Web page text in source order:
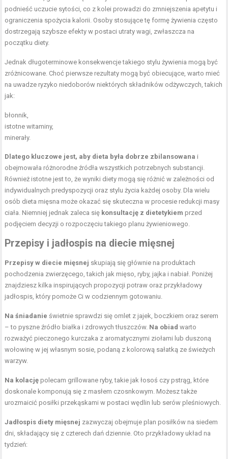
podnieść uczucie sytości, co z kolei prowadzi do zmniejszenia apetytu i
ograniczenia spożycia kalorii. Osoby stosujące tę formę żywienia często
dostrzegają szybsze efekty w postaci utraty wagi, zwłaszcza na
początku diety.
Jednak długoterminowe konsekwencje takiego stylu żywienia mogą być
zróżnicowane. Choć pierwsze rezultaty mogą być obiecujące, warto mieć
na uwadze ryzyko niedoborów niektórych składników odżywczych, takich
jak:
błonnik,
istotne witaminy,
minerały.
Dlatego kluczowe jest, aby dieta była dobrze zbilansowana i
obejmowała różnorodne źródła wszystkich potrzebnych substancji.
Również istotne jest to, że wyniki diety mogą się różnić w zależności od
indywidualnych predyspozycji oraz stylu życia każdej osoby. Dla wielu
osób dieta mięsna może okazać się skuteczna w procesie redukcji masy
ciała. Niemniej jednak zaleca się konsultację z dietetykiem przed
podjęciem decyzji o rozpoczęciu takiego planu żywieniowego.
Przepisy i jadłospis na diecie mięsnej
Przepisy w diecie mięsnej skupiają się głównie na produktach
pochodzenia zwierzęcego, takich jak mięso, ryby, jajka i nabiał. Poniżej
znajdziesz kilka inspirujących propozycji potraw oraz przykładowy
jadłospis , który pomoże Ci w codziennym gotowaniu.
Na śniadanie świetnie sprawdzi się omlet z jajek, boczkiem oraz serem
– to pyszne źródło białka i zdrowych tłuszczów. Na obiad warto
rozważyć pieczonego kurczaka z aromatycznymi ziołami lub duszoną
wołowinę w jej własnym sosie, podaną z kolorową sałatką ze świeżych
warzyw.
Na kolację polecam grillowane ryby, takie jak łosoś czy pstrąg, które
doskonale komponują się z masłem czosnkowym. Możesz także
urozmaicić posiłki przekąskami w postaci wędlin lub serów pleśniowych.
Jadłospis diety mięsnej zazwyczaj obejmuje plan posiłków na siedem
dni, składający się z czterech dań dziennie. Oto przykładowy układ na
tydzień: